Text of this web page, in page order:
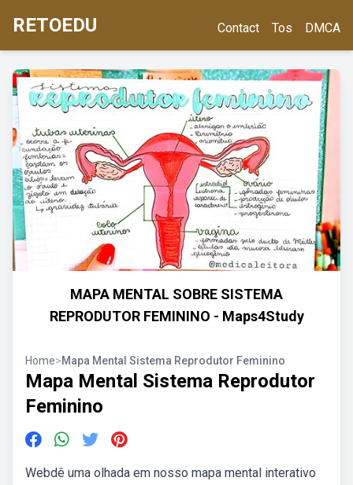
RETOEDU Contact Tos DMCA
MAPA MENTAL SOBRE SISTEMA
REPRODUTOR FEMININO - Maps4Study
Home>Mapa Mental Sistema Reprodutor Feminino
Mapa Mental Sistema Reprodutor
Feminino
Webdê uma olhada em nosso mapa mental interativo